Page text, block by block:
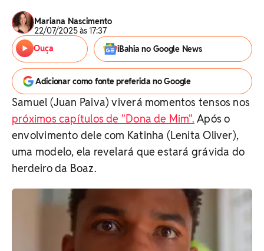
Mariana Nascimento
22/07/2025 às 17:37
Ouça
iBahia no Google News
Adicionar como fonte preferida no Google
Samuel (Juan Paiva) viverá momentos tensos nos
próximos capítulos de "Dona de Mim". Após o
envolvimento dele com Katinha (Lenita Oliver),
uma modelo, ela revelará que estará grávida do
herdeiro da Boaz.